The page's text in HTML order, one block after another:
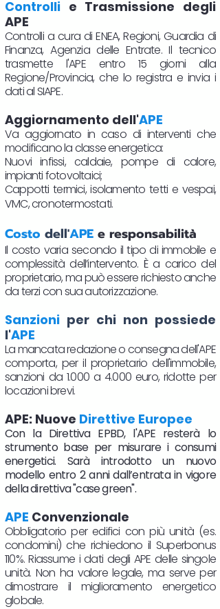
Controlli e Trasmissione degli
APE
Controlli a cura di ENEA, Regioni, Guardia di
Finanza, Agenzia delle Entrate. Il tecnico
trasmette l'APE entro 15 giorni alla
Regione/Provincia, che lo registra e invia i
dati al SIAPE.
Aggiornamento dell'APE
Va aggiornato in caso di interventi che
modificano la classe energetica:
Nuovi infissi, caldaie, pompe di calore,
impianti fotovoltaici;
Cappotti termici, isolamento tetti e vespai,
VMC, cronotermostati.​
Costo dell'APE e responsabilità
Il costo varia secondo il tipo di immobile e
complessità dell’intervento. È a carico del
proprietario, ma può essere richiesto anche
da terzi con sua autorizzazione.
Sanzioni per chi non possiede
l'APE
La mancata redazione o consegna dell'APE
comporta, per il proprietario dell'immobile,
sanzioni da 1.000 a 4.000 euro, ridotte per
locazioni brevi.
APE: Nuove Direttive Europee
Con la Direttiva EPBD, l'APE resterà lo
strumento base per misurare i consumi
energetici. Sarà introdotto un nuovo
modello entro 2 anni dall’entrata in vigore
della direttiva "case green".
APE Convenzionale
Obbligatorio per edifici con più unità (es.
condomini) che richiedono il Superbonus
110%. Riassume i dati degli APE delle singole
unità. Non ha valore legale, ma serve per
dimostrare il miglioramento energetico
globale.